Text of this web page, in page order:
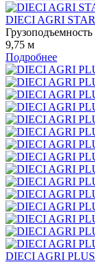
DIECI AGRI
9,75 м
Подробнее
DIECI AGRI